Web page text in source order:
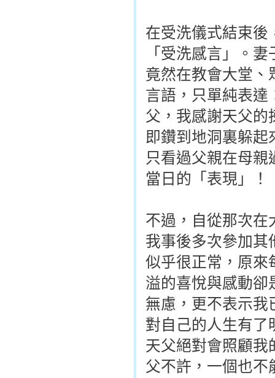
在受洗儀式結束後
「受洗感言」。
竟然在教會大堂、
言語，只單純表達
父，我感謝天父的
即鑽到地洞裏躲起
只看過父親在母
當日的「表現」！
不過，自從那次在
我事後多次參加其
似乎很正常，原來
溢的喜悅與感動卻
無慮，更不表示我
對自己的人生有了
天父絕對會照顧我
父不許，一個也不